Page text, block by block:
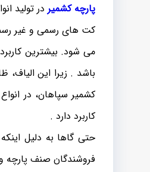
پارچه کشمیر در تولید
کت های رسمی و غیر
می شود. بیشترین
باشد . زیرا این
کشمیر سپاهان، در
کاربرد دارد .
حتی گاها به دلیل
فروشندگان صنف پارچه